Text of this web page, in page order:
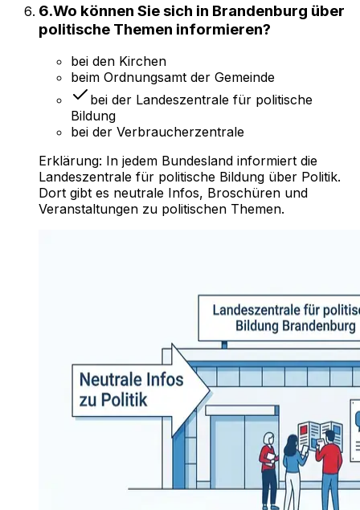
6.Wo können Sie sich in Brandenburg über
politische Themen informieren?
bei den Kirchen
beim Ordnungsamt der Gemeinde
bei der Landeszentrale für politische
Bildung
bei der Verbraucherzentrale
Erklärung: In jedem Bundesland informiert die
Landeszentrale für politische Bildung über Politik.
Dort gibt es neutrale Infos, Broschüren und
Veranstaltungen zu politischen Themen.